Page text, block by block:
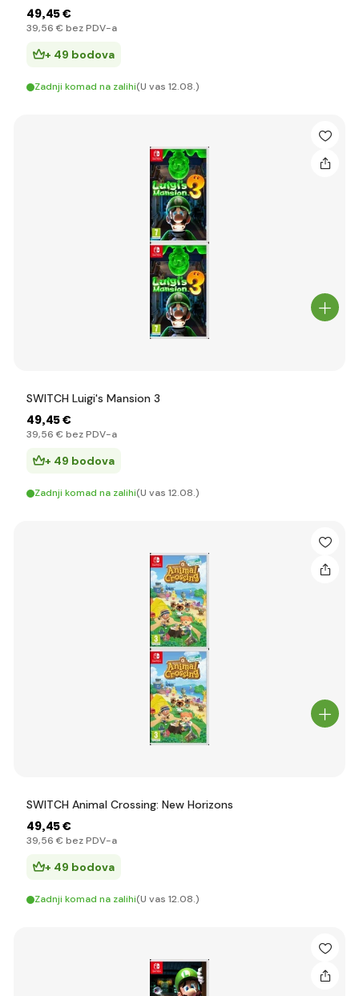
49,45 €
39,56 € bez PDV-a
+ 49 bodova
Zadnji komad na zalihi(U vas 12.08.)
SWITCH Luigi's Mansion 3
49,45 €
39,56 € bez PDV-a
+ 49 bodova
Zadnji komad na zalihi(U vas 12.08.)
SWITCH Animal Crossing: New Horizons
49,45 €
39,56 € bez PDV-a
+ 49 bodova
Zadnji komad na zalihi(U vas 12.08.)